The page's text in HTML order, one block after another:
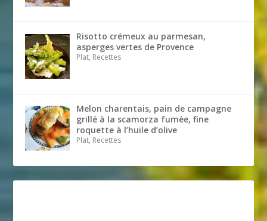
Risotto crémeux au parmesan,
asperges vertes de Provence
Plat, Recettes
Melon charentais, pain de campagne
grillé à la scamorza fumée, fine
roquette à l’huile d’olive
Plat, Recettes